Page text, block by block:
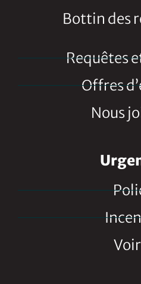
Bottin des
Requêtes
Offres
Nous